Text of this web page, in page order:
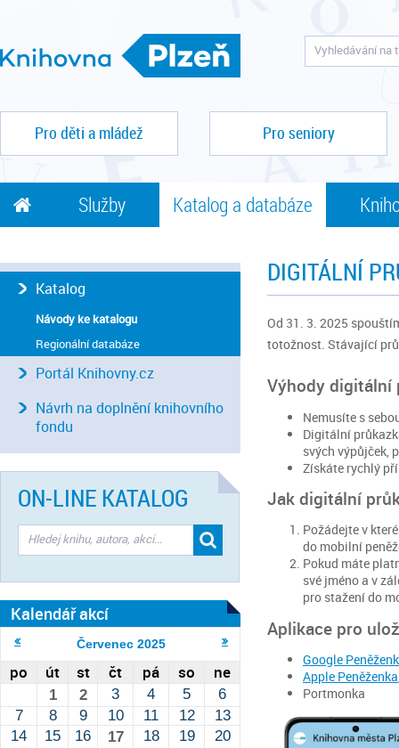
Pro děti a mládež Pro seniory
Služby Katalog a databáze
DIGITÁLNÍ
Od 31. 3. 2025
totožnost. Stávající
Výhody digitální
Nemusíte s
Digitální
svých výpůjček,
Získáte rychlý
Jak digitální
Požádejte v
do mobilní
Pokud máte
své jméno a v
pro stažení do
Aplikace pro
Google
Apple Peněženka
Portmonka
Katalog
Návody ke katalogu
Regionální databáze
Portál Knihovny.cz
Návrh na doplnění knihovního
fondu
ON-LINE KATALOG
Kalendář akcí
Červenec 2025
po út st čt pá so ne
1 2 3 4 5
6
7
8 9 10 11 12
13
14
15 16 17 18 19
20